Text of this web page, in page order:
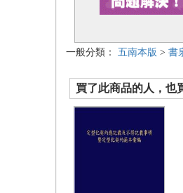
一般分類： 五南本版 > 書
買了此商品的人，也